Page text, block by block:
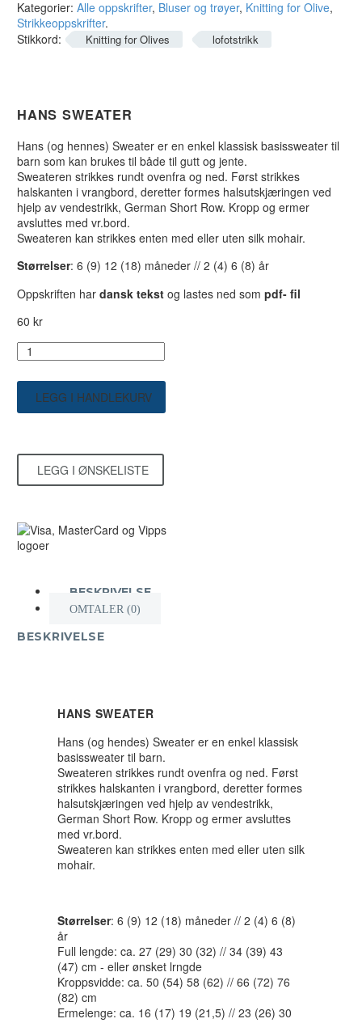
Kategorier: Alle oppskrifter, Bluser og trøyer, Knitting for Olive,
Strikkeoppskrifter.
Stikkord:
Knitting for Olives lofotstrikk
HANS SWEATER
Hans (og hennes) Sweater er en enkel klassisk basissweater til
barn som kan brukes til både til gutt og jente.
Sweateren strikkes rundt ovenfra og ned. Først strikkes
halskanten i vrangbord, deretter formes halsutskjæringen ved
hjelp av vendestrikk, German Short Row. Kropp og ermer
avsluttes med vr.bord.
Sweateren kan strikkes enten med eller uten silk mohair.
Størrelser: 6 (9) 12 (18) måneder // 2 (4) 6 (8) år
Oppskriften har dansk tekst og lastes ned som pdf- fil
60 kr
Hans
Sweater
antall
LEGG I HANDLEKURV
LEGG I ØNSKELISTE
BESKRIVELSE
OMTALER (0)
BESKRIVELSE
HANS SWEATER
Hans (og hendes) Sweater er en enkel klassisk
basissweater til barn.
Sweateren strikkes rundt ovenfra og ned. Først
strikkes halskanten i vrangbord, deretter formes
halsutskjæringen ved hjelp av vendestrikk,
German Short Row. Kropp og ermer avsluttes
med vr.bord.
Sweateren kan strikkes enten med eller uten silk
mohair.
Størrelser: 6 (9) 12 (18) måneder // 2 (4) 6 (8)
år
Full lengde: ca. 27 (29) 30 (32) // 34 (39) 43
(47) cm - eller ønsket lrngde
Kroppsvidde: ca. 50 (54) 58 (62) // 66 (72) 76
(82) cm
Ermelenge: ca. 16 (17) 19 (21,5) // 23 (26) 30